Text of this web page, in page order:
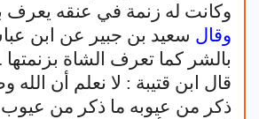
وكانت له زنمة في عنقه يعرف
وقال سعيد بن جبير عن ابن
بالشر كما تعرف الشاة بزنمتها .
قال ابن قتيبة : لا نعلم أن الله
ذكر من عيوبه ما ذكر من عيوب